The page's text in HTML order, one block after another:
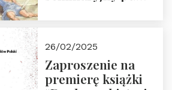
26/02/2025
Zaproszenie na
premierę książki